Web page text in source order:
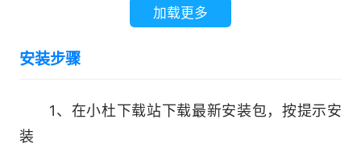
一键提取函数、重命名变量、优化结构，AI 自
5.实时错误修复
加载更多
安装步骤
1、在小杜下载站下载最新安装包，按提示安
装